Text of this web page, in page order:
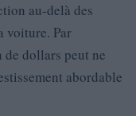
au-delà des
voiture. Par
dollars peut ne
abordable